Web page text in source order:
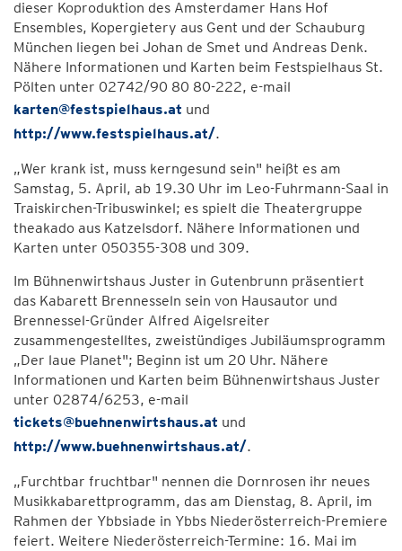
dieser Koproduktion des Amsterdamer Hans Hof
Ensembles, Kopergietery aus Gent und der Schauburg
München liegen bei Johan de Smet und Andreas Denk.
Nähere Informationen und Karten beim Festspielhaus St.
Pölten unter 02742/90 80 80-222, e-mail
karten@festspielhaus.at und
http://www.festspielhaus.at/.
„Wer krank ist, muss kerngesund sein" heißt es am
Samstag, 5. April, ab 19.30 Uhr im Leo-Fuhrmann-Saal in
Traiskirchen-Tribuswinkel; es spielt die Theatergruppe
theakado aus Katzelsdorf. Nähere Informationen und
Karten unter 050355-308 und 309.
Im Bühnenwirtshaus Juster in Gutenbrunn präsentiert
das Kabarett Brennesseln sein von Hausautor und
Brennessel-Gründer Alfred Aigelsreiter
zusammengestelltes, zweistündiges Jubiläumsprogramm
„Der laue Planet"; Beginn ist um 20 Uhr. Nähere
Informationen und Karten beim Bühnenwirtshaus Juster
unter 02874/6253, e-mail
tickets@buehnenwirtshaus.at und
http://www.buehnenwirtshaus.at/.
„Furchtbar fruchtbar" nennen die Dornrosen ihr neues
Musikkabarettprogramm, das am Dienstag, 8. April, im
Rahmen der Ybbsiade in Ybbs Niederösterreich-Premiere
feiert. Weitere Niederösterreich-Termine: 16. Mai im